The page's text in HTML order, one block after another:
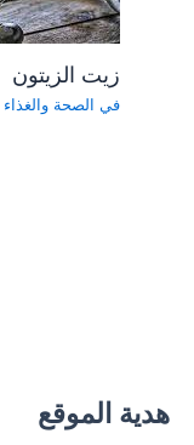
هدية الموقع
زيت الزيتون
في الصحة والغذاء